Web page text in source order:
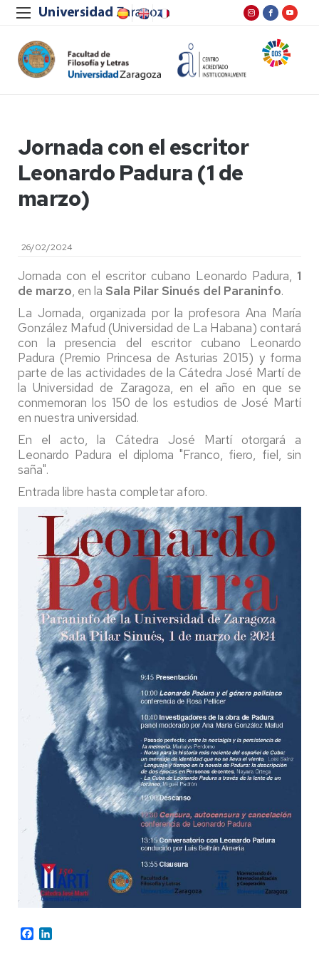
Jornada con el escritor
Leonardo Padura (1 de
marzo)
26/02/2024
Jornada con el escritor cubano Leonardo Padura, 1
de marzo, en la Sala Pilar Sinués del Paraninfo.
La Jornada, organizada por la profesora Ana María
González Mafud (Universidad de La Habana) contará
con la presencia del escritor cubano Leonardo
Padura (Premio Princesa de Asturias 2015) y forma
parte de las actividades de la Cátedra José Martí de
la Universidad de Zaragoza, en el año en que se
conmemoran los 150 de los estudios de José Martí
en nuestra universidad.
En el acto, la Cátedra José Martí otorgará a
Leonardo Padura el diploma "Franco, fiero, fiel, sin
saña".
Entrada libre hasta completar aforo.
Facebook